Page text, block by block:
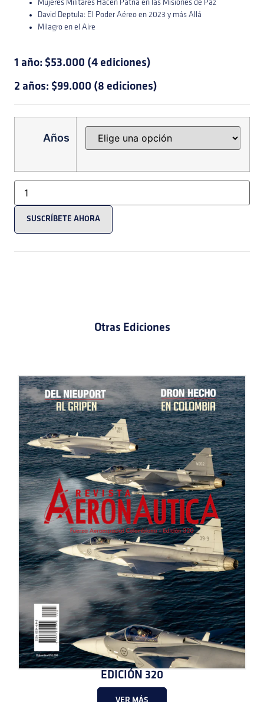
Mujeres Militares Hacen Patria en las Misiones de Paz
David Deptula: El Poder Aéreo en 2023 y más Allá
Milagro en el Aire
1 año: $53.000 (4 ediciones)
2 años: $99.000 (8 ediciones)
Años
SUSCRÍBETE AHORA
Otras Ediciones
EDICIÓN 320